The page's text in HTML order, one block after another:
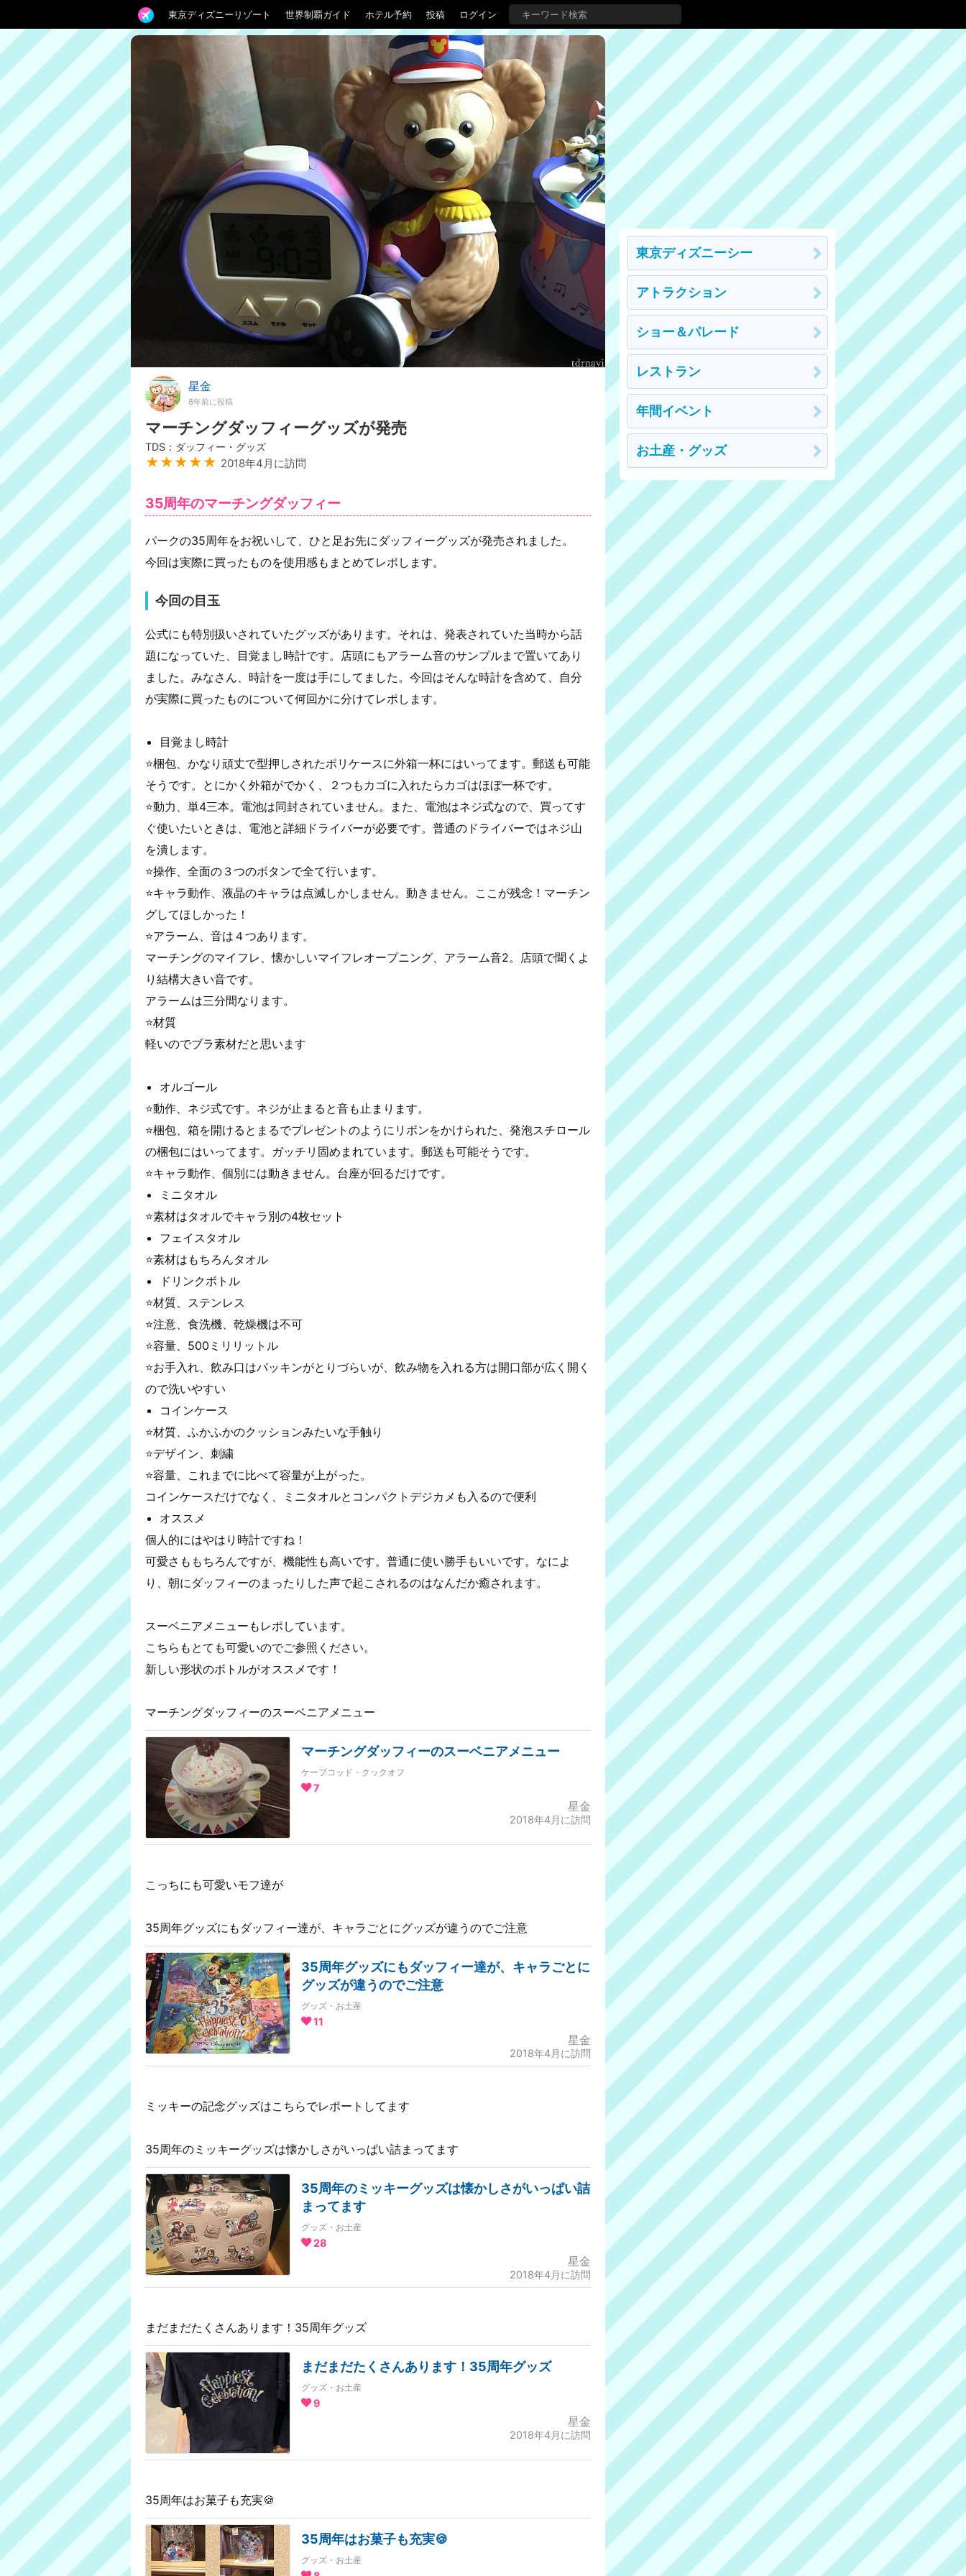
東京ディズニーリゾート 世界制覇ガイド ホテル予約 投稿 ログイン
星金
8年前に投稿
マーチングダッフィーグッズが発売
TDS：ダッフィー・グッズ
★★★★★ 2018年4月に訪問
35周年のマーチングダッフィー
パークの35周年をお祝いして、ひと足お先にダッフィーグッズが発売されました。
今回は実際に買ったものを使用感もまとめてレポします。
今回の目玉
公式にも特別扱いされていたグッズがあります。それは、発表されていた当時から話
題になっていた、目覚まし時計です。店頭にもアラーム音のサンプルまで置いてあり
ました。みなさん、時計を一度は手にしてました。今回はそんな時計を含めて、自分
が実際に買ったものについて何回かに分けてレポします。
目覚まし時計
⭐️梱包、かなり頑丈で型押しされたポリケースに外箱一杯にはいってます。郵送も可能
そうです。とにかく外箱がでかく、２つもカゴに入れたらカゴはほぼ一杯です。
⭐️動力、単4三本。電池は同封されていません。また、電池はネジ式なので、買ってす
ぐ使いたいときは、電池と詳細ドライバーが必要です。普通のドライバーではネジ山
を潰します。
⭐️操作、全面の３つのボタンで全て行います。
⭐️キャラ動作、液晶のキャラは点滅しかしません。動きません。ここが残念！マーチン
グしてほしかった！
⭐️アラーム、音は４つあります。
マーチングのマイフレ、懐かしいマイフレオープニング、アラーム音2。店頭で聞くよ
り結構大きい音です。
アラームは三分間なります。
⭐️材質
軽いのでブラ素材だと思います
オルゴール
⭐️動作、ネジ式です。ネジが止まると音も止まります。
⭐️梱包、箱を開けるとまるでプレゼントのようにリボンをかけられた、発泡スチロール
の梱包にはいってます。ガッチリ固めまれています。郵送も可能そうです。
⭐️キャラ動作、個別には動きません。台座が回るだけです。
ミニタオル
⭐️素材はタオルでキャラ別の4枚セット
フェイスタオル
⭐️素材はもちろんタオル
ドリンクボトル
⭐️材質、ステンレス
⭐️注意、食洗機、乾燥機は不可
⭐️容量、500ミリリットル
⭐️お手入れ、飲み口はパッキンがとりづらいが、飲み物を入れる方は開口部が広く開く
ので洗いやすい
コインケース
⭐️材質、ふかふかのクッションみたいな手触り
⭐️デザイン、刺繍
⭐️容量、これまでに比べて容量が上がった。
コインケースだけでなく、ミニタオルとコンパクトデジカメも入るので便利
オススメ
個人的にはやはり時計ですね！
可愛さももちろんですが、機能性も高いです。普通に使い勝手もいいです。なによ
り、朝にダッフィーのまったりした声で起こされるのはなんだか癒されます。
スーベニアメニューもレポしています。
こちらもとても可愛いのでご参照ください。
新しい形状のボトルがオススメです！
マーチングダッフィーのスーベニアメニュー
マーチングダッフィーのスーベニアメニュー
ケープコッド・クックオフ
7
星金
2018年4月に訪問
こっちにも可愛いモフ達が
35周年グッズにもダッフィー達が、キャラごとにグッズが違うのでご注意
35周年グッズにもダッフィー達が、キャラごとに
グッズが違うのでご注意
グッズ・お土産
11
星金
2018年4月に訪問
ミッキーの記念グッズはこちらでレポートしてます
35周年のミッキーグッズは懐かしさがいっぱい詰まってます
35周年のミッキーグッズは懐かしさがいっぱい詰
まってます
グッズ・お土産
28
星金
2018年4月に訪問
まだまだたくさんあります！35周年グッズ
まだまだたくさんあります！35周年グッズ
グッズ・お土産
9
星金
2018年4月に訪問
35周年はお菓子も充実🍪
35周年はお菓子も充実🍪
グッズ・お土産
東京ディズニーシー
アトラクション
ショー＆パレード
レストラン
年間イベント
お土産・グッズ